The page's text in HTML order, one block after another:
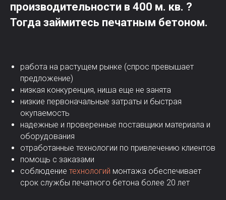
производительности в 400 м. кв. ?
Тогда займитесь печатным бетоном.
работа на растущем рынке (спрос превышает
предложение)
низкая конкуренция, ниша еще не занята
низкие первоначальные затраты и быстрая
окупаемость
надежные и проверенные поставщики материала и
оборудования
отработанные технологии по привлечению клиентов
помощь с заказами
соблюдение технологий монтажа обеспечивает
срок службы печатного бетона более 20 лет